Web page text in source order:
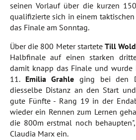
seinen Vorlauf über die kurzen
qualifizierte sich in einem
das Finale am Sonntag.
Über die 800 Meter startete Till
Halbfinale auf einen starken
damit knapp das Finale und wurde
11. Emilia Grahle ging bei den
diesselbe Distanz an den Start
gute Fünfte - Rang 19 in der
wieder ein Rennen zum Lernen
die 800m erstmal noch
Claudia Marx ein.